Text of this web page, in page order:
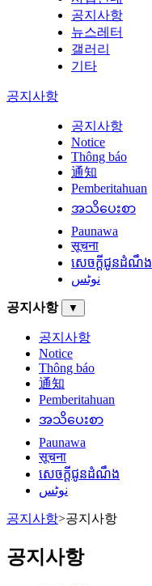
공지사항
뉴스레터
갤러리
기타
공지사항
공지사항
Notice
Thông báo
通知
Pemberitahuan
အသိပေးစာ
Paunawa
सूचना
សេចក្តីជូនដំណឹង
نوٹس
공지사항 ▼
공지사항
Notice
Thông báo
通知
Pemberitahuan
အသိပေးစာ
Paunawa
सूचना
សេចក្តីជូនដំណឹង
نوٹس
공지사항>공지사항
공지사항